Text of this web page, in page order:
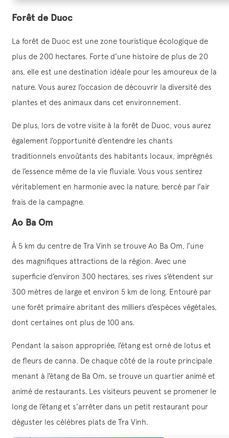
Forêt de Duoc
La forêt de Duoc est une zone touristique écologique de
plus de 200 hectares. Forte d’une histoire de plus de 20
ans, elle est une destination idéale pour les amoureux de la
nature. Vous aurez l’occasion de découvrir la diversité des
plantes et des animaux dans cet environnement.
De plus, lors de votre visite à la forêt de Duoc, vous aurez
également l’opportunité d’entendre les chants
traditionnels envoûtants des habitants locaux, imprégnés
de l’essence même de la vie fluviale. Vous vous sentirez
véritablement en harmonie avec la nature, bercé par l’air
frais de la campagne.
Ao Ba Om
À 5 km du centre de Tra Vinh se trouve Ao Ba Om, l’une
des magnifiques attractions de la région. Avec une
superficie d’environ 300 hectares, ses rives s’étendent sur
300 mètres de large et environ 5 km de long. Entouré par
une forêt primaire abritant des milliers d’espèces végétales,
dont certaines ont plus de 100 ans.
Pendant la saison appropriée, l’étang est orné de lotus et
de fleurs de canna. De chaque côté de la route principale
menant à l’étang de Ba Om, se trouve un quartier animé et
animé de restaurants. Les visiteurs peuvent se promener le
long de l’étang et s’arrêter dans un petit restaurant pour
déguster les célèbres plats de Tra Vinh.